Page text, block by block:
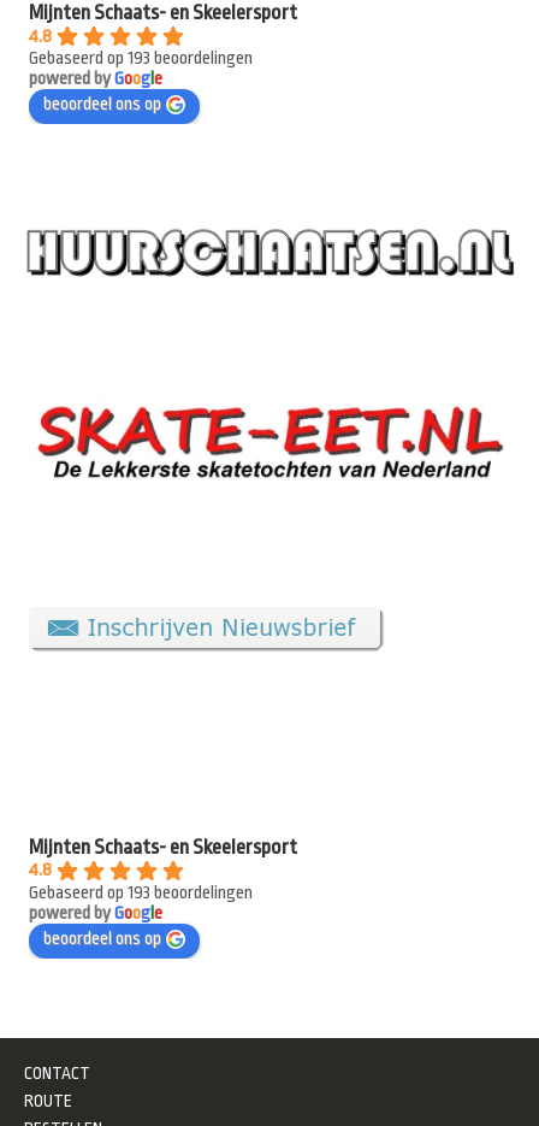
Mijnten Schaats- en Skeelersport
4.8
Gebaseerd op 193 beoordelingen
powered byGooge
beoordeel ons op
Mijnten Schaats- en Skeelersport
4.8
Gebaseerd op 193 beoordelingen
powered byGooge
beoordeel ons op
CONTACT
ROUTE